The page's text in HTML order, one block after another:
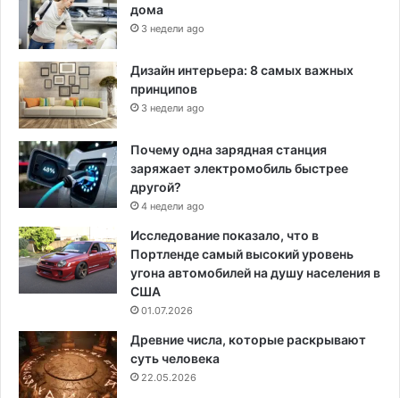
дома
3 недели ago
Дизайн интерьера: 8 самых важных
принципов
3 недели ago
Почему одна зарядная станция
заряжает электромобиль быстрее
другой?
4 недели ago
Исследование показало, что в
Портленде самый высокий уровень
угона автомобилей на душу населения в
США
01.07.2026
Древние числа, которые раскрывают
суть человека
22.05.2026